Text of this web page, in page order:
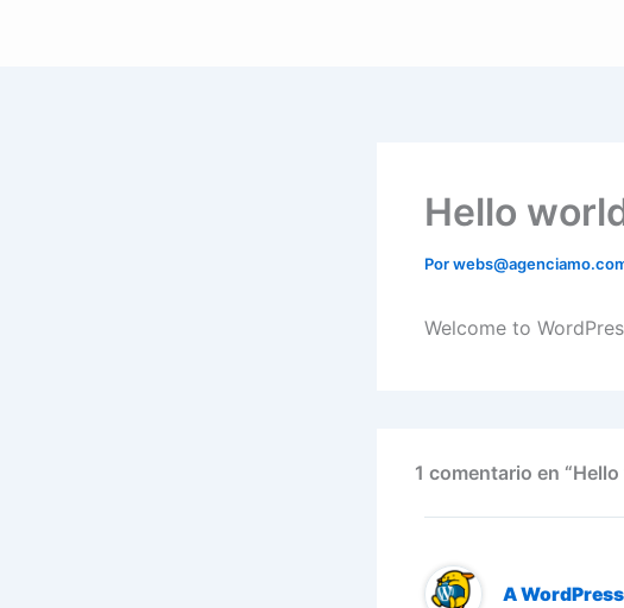
Hello
Por
Welcome to
1 comentario en
A